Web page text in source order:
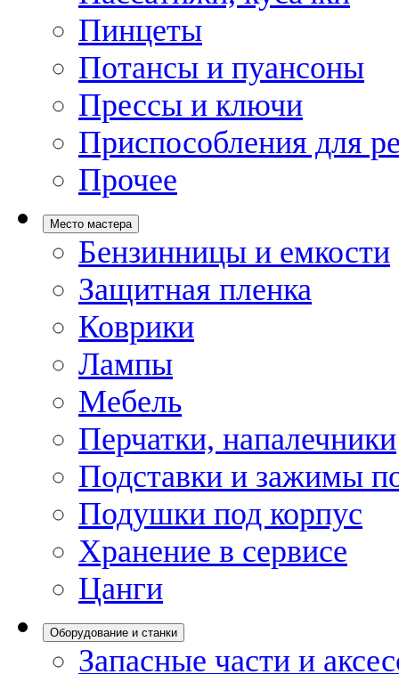
Пинцеты
Потансы и пуансоны
Прессы и ключи
Приспособления для
Прочее
Место мастера
Бензинницы и емкости
Защитная пленка
Коврики
Лампы
Мебель
Перчатки, напалечники
Подставки и зажимы
Подушки под корпус
Хранение в сервисе
Цанги
Оборудование и станки
Запасные части и